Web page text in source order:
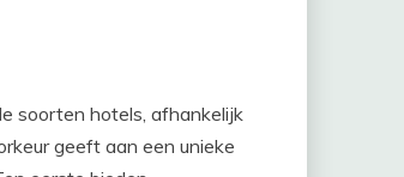
soorten hotels, afhankelijk
geeft aan een unieke